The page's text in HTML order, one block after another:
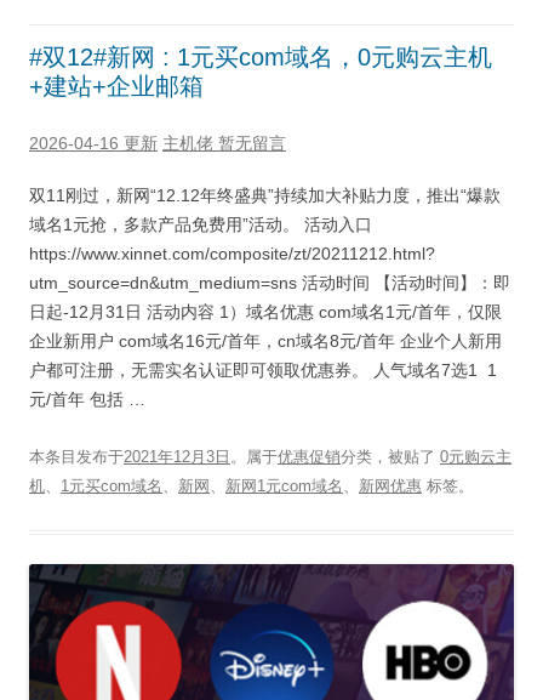
#双12#新网 : 1元买com域名，0元购云主机
+建站+企业邮箱
2026-04-16 更新 主机佬 暂无留言
双11刚过，新网“12.12年终盛典”持续加大补贴力度，推出“爆款
域名1元抢，多款产品免费用”活动。 活动入口
https://www.xinnet.com/composite/zt/20211212.html?
utm_source=dn&utm_medium=sns 活动时间 【活动时间】：即
日起-12月31日 活动内容 1）域名优惠 com域名1元/首年，仅限
企业新用户 com域名16元/首年，cn域名8元/首年 企业个人新用
户都可注册，无需实名认证即可领取优惠券。 人气域名7选1 1
元/首年 包括 …
本条目发布于2021年12月3日 。属于优惠促销分类，被贴了 0元购云主
机
1元买com域名 新网 新网1元com域名 新网优惠 标签。